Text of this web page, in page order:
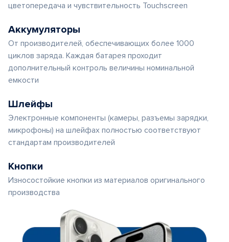
цветопередача и чувствительность Touchscreen
Аккумуляторы
От производителей, обеспечивающих более 1000
циклов заряда. Каждая батарея проходит
дополнительный контроль величины номинальной
емкости
Шлейфы
Электронные компоненты (камеры, разъемы зарядки,
микрофоны) на шлейфах полностью соответствуют
стандартам производителей
Кнопки
Износостойкие кнопки из материалов оригинального
производства